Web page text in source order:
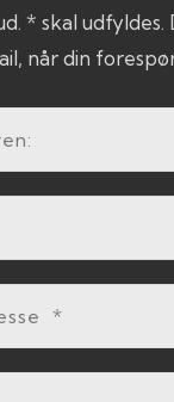
* skal
når din